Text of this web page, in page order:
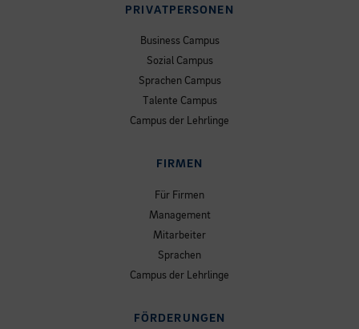
PRIVATPERSONEN
Business Campus
Sozial Campus
Sprachen Campus
Talente Campus
Campus der Lehrlinge
FIRMEN
Für Firmen
Management
Mitarbeiter
Sprachen
Campus der Lehrlinge
FÖRDERUNGEN